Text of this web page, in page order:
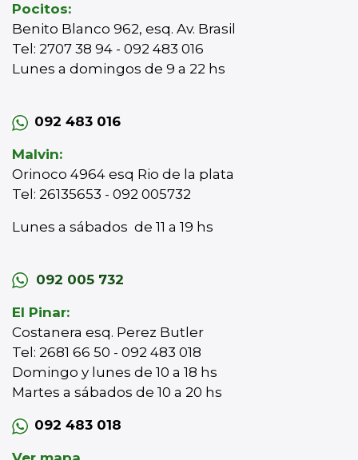
Pocitos:
Benito Blanco 962, esq. Av. Brasil
Tel: 2707 38 94 - 092 483 016
Lunes a domingos de 9 a 22 hs
092 483 016
Malvin:
Orinoco 4964 esq Rio de la plata
Tel: 26135653 - 092 005732
Lunes a sábados de 11 a 19 hs
092 005 732
El Pinar:
Costanera esq. Perez Butler
Tel: 2681 66 50 - 092 483 018
Domingo y lunes de 10 a 18 hs
Martes a sábados de 10 a 20 hs
092 483 018